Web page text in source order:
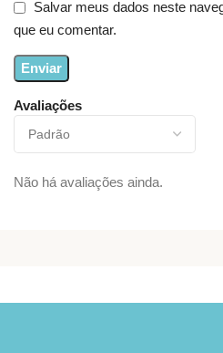
Avaliações
Não há avaliações ainda.
Salvar meus dados neste
que eu comentar.